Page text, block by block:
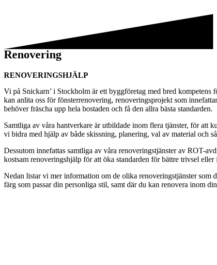
Renovering
RENOVERINGSHJÄLP
Vi på Snickarn’ i Stockholm är ett byggföretag med bred
kan anlita oss för fönsterrenovering, renoveringsprojekt som
behöver fräscha upp hela bostaden och få den allra bästa standarden.
Samtliga av våra hantverkare är utbildade inom flera tjänster, för att
vi bidra med hjälp av både skissning, planering, val av material och
Dessutom innefattas samtliga av våra renoveringstjänster av ROT-
kostsam renoveringshjälp för att öka standarden för bättre trivsel
Nedan listar vi mer information om de olika renoveringstjänster som
färg som passar din personliga stil, samt där du kan renovera inom